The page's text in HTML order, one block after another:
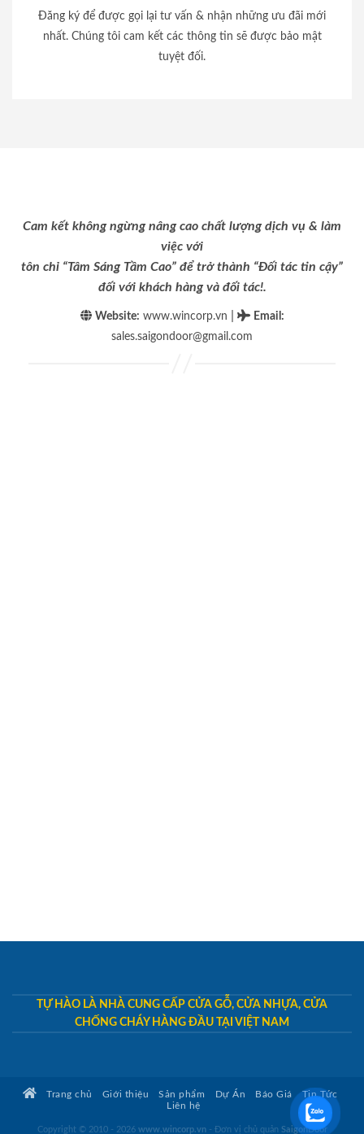
Đăng ký để được gọi lại tư vấn & nhận những ưu đãi mới
nhất. Chúng tôi cam kết các thông tin sẽ được bảo mật
tuyệt đối.
Cam kết không ngừng nâng cao chất lượng dịch vụ & làm
việc với
tôn chỉ “Tâm Sáng Tầm Cao” để trở thành “Đối tác tin cậy”
đối với khách hàng và đối tác!.
Website: www.wincorp.vn Email :
sales.saigondoor@gmail.com
TỰ HÀO LÀ NHÀ CUNG CẤP CỬA GỖ, CỬA NHỰA, CỬA
CHỐNG CHÁY HÀNG ĐẦU TẠI VIỆT NAM
Trang chủ Giới thiệu Sản phẩm Dự Án Báo Giá
Tin Tức
Liên hệ
Copyright © 2010 - 2026 www.wincorp.vn- Đơn vị chủ quản SaigonDoor